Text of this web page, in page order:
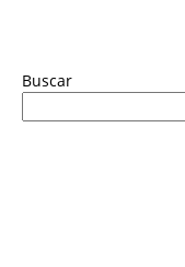
Buscar